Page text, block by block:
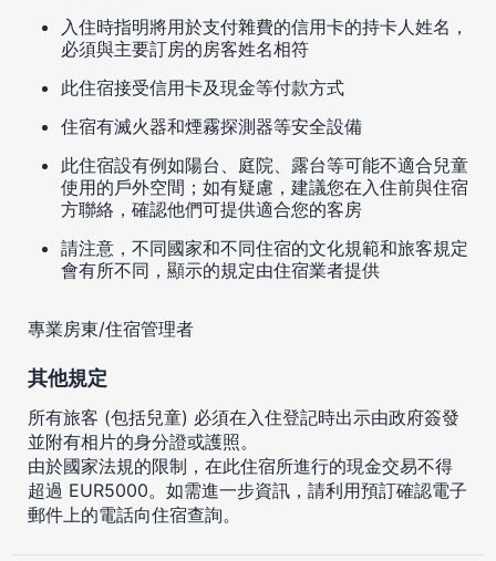
入住時指明將用於支付雜費的信用卡的持卡人姓名，
必須與主要訂房的房客姓名相符
此住宿接受信用卡及現金等付款方式
住宿有滅火器和煙霧探測器等安全設備
此住宿設有例如陽台、庭院、露台等可能不適合兒童
使用的戶外空間；如有疑慮，建議您在入住前與住宿
方聯絡，確認他們可提供適合您的客房
請注意，不同國家和不同住宿的文化規範和旅客規定
會有所不同，顯示的規定由住宿業者提供
專業房東/住宿管理者
其他規定
所有旅客 (包括兒童) 必須在入住登記時出示由政府簽發
並附有相片的身分證或護照。
由於國家法規的限制，在此住宿所進行的現金交易不得
超過 EUR5000。如需進一步資訊，請利用預訂確認電子
郵件上的電話向住宿查詢。